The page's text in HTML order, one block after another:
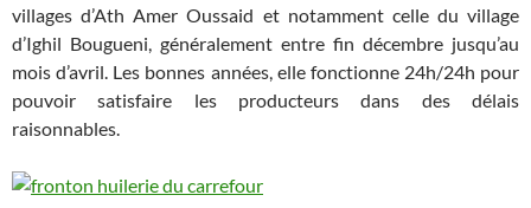
villages d’Ath Amer Oussaid et notamment celle du village
d’Ighil Bougueni, généralement entre fin décembre jusqu’au
mois d’avril. Les bonnes années, elle fonctionne 24h/24h pour
pouvoir satisfaire les producteurs dans des délais
raisonnables.